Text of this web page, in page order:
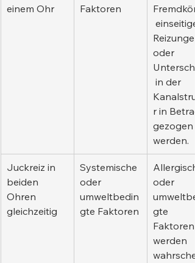
einem Ohr
Faktoren
einseitige
oder
in der
r in
gezogen
werden.
Juckreiz in
beiden
Ohren
gleichzeitig
Systemische
oder
umweltbedin
gte Faktoren
oder
gte
Faktoren
werden